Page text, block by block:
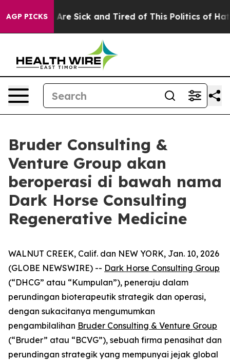
AGP PICKSAre Sick and Tired of This Politics of Hatred”
Bruder Consulting &
Venture Group akan
beroperasi di bawah nama
Dark Horse Consulting
Regenerative Medicine
WALNUT CREEK, Calif. dan NEW YORK, Jan. 10, 2026
(GLOBE NEWSWIRE) -- Dark Horse Consulting Group
(“DHCG” atau “Kumpulan”), peneraju dalam
perundingan bioterapeutik strategik dan operasi,
dengan sukacitanya mengumumkan
pengambilalihan Bruder Consulting & Venture Group
(“Bruder” atau “BCVG”), sebuah firma penasihat dan
perundingan strategik yang mempunyai jejak global